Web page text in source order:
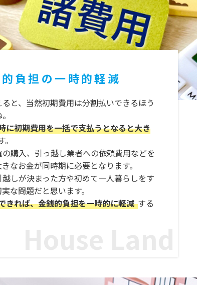
負担の一時的軽減
と、当然初期費用は分割払いできるほう
に初期費用を一括で支払うとなると大き
購入、引っ越し業者への依頼費用などを
なお金が同時期に必要となります。
しが決まった方や初めて一人暮らしをす
な問題だと思います。
きれば、金銭的負担を一時的に軽減 する